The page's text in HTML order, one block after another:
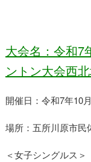
大会名：令和7
ントン大会西
開催日：令和7年10
場所：五所川原市民
＜女子シングルス＞